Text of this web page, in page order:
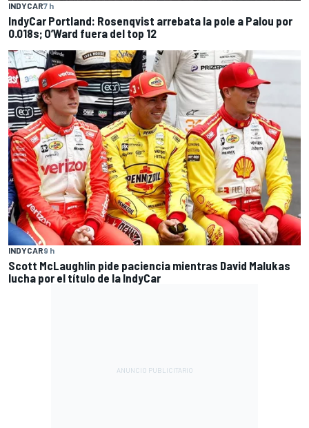
INDYCAR7 h
IndyCar Portland: Rosenqvist arrebata la pole a Palou por
0.018s; O’Ward fuera del top 12
INDYCAR9 h
Scott McLaughlin pide paciencia mientras David Malukas
lucha por el título de la IndyCar